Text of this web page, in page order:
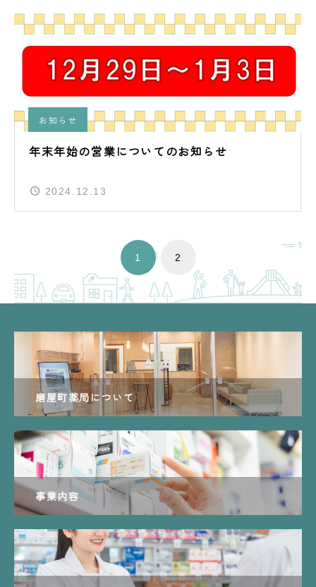
お知らせ
年末年始の営業についてのお知らせ
2024.12.13
1 2
磨屋町薬局について
事業内容